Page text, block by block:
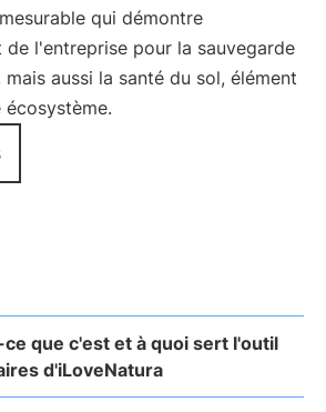
qui démontre
l'entreprise pour la sauvegarde
aussi la santé du sol, élément
que c'est et à quoi sert l'outil
d'iLoveNatura